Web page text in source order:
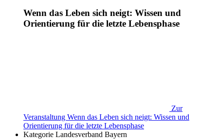
Wenn das Leben sich neigt: Wissen und
Orientierung für die letzte Lebensphase
Zur
Veranstaltung Wenn das Leben sich neigt: Wissen und
Orientierung für die letzte Lebensphase
Kategorie Landesverband Bayern